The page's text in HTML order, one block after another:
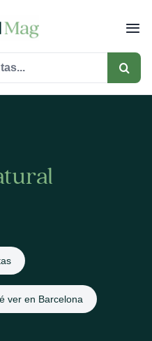
ver en Barcelona